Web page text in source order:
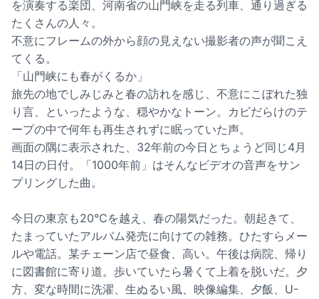
を演奏する楽団、河南省の山門峡を走る列車、通り過ぎる
たくさんの人々。
不意にフレームの外から顔の見えない撮影者の声が聞こえ
てくる。
「山門峡にも春がくるか」
旅先の地でしみじみと春の訪れを感じ、不意にこぼれた独
り言、といったような、穏やかなトーン。カビだらけのテ
ープの中で何年も再生されずに眠っていた声。
画面の隅に表示された、32年前の今日とちょうど同じ4月
14日の日付。「1000年前」はそんなビデオの音声をサン
プリングした曲。
今日の東京も20℃を越え、春の陽気だった。朝起きて、
たまっていたアルバム発売に向けての雑務。ひたすらメー
ルや電話。某チェーン店で昼食、高い。午後は病院、帰り
に図書館に寄り道。歩いていたら暑くて上着を脱いだ。夕
方、変な時間に洗濯、生ぬるい風、映像編集、夕飯、U-